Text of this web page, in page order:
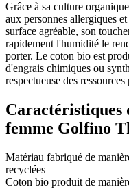
Grâce à sa culture
aux personnes allergiques
surface agréable, son
rapidement l'humidité le
porter. Le coton bio est
d'engrais chimiques ou
respectueuse des
Caractéristiques
femme Golfino
Matériau fabriqué de
recyclées
Coton bio produit de